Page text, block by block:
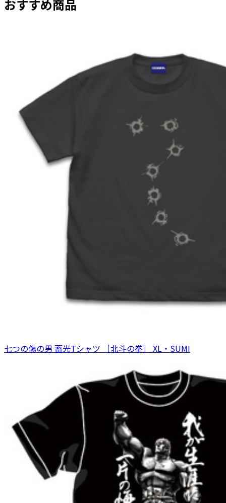
おすすめ商品
七つの傷の男 蓄光Tシャツ ［北斗の拳］ XL・SUMI